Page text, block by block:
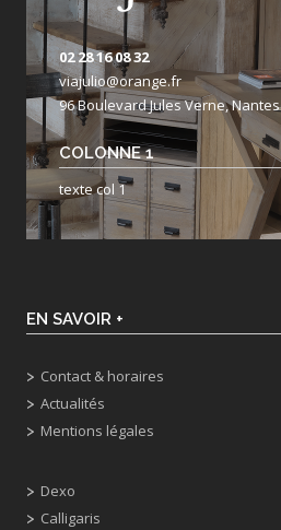
02 28 16 08 32
viajulio@orange.fr
96 Boulevard Jules Verne, Nantes
COLONNE 1
texte col 1
EN SAVOIR +
Contact & horaires
Actualités
Mentions légales
Dexo
Calligaris